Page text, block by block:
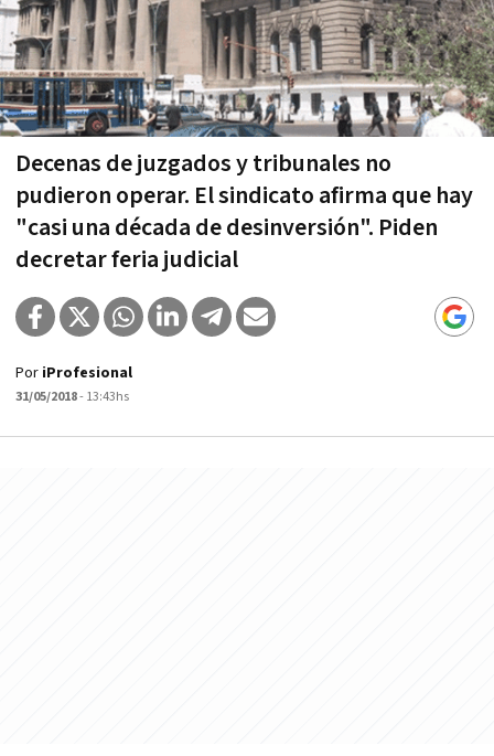
Decenas de juzgados y tribunales no
pudieron operar. El sindicato afirma que hay
"casi una década de desinversión". Piden
decretar feria judicial
Por iProfesional
31/05/2018- 13:43hs